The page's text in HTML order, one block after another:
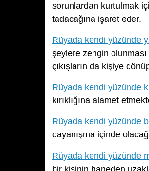
sorunlardan kurtulmak
tadacağına işaret eder.
Rüyada kendi yüzünde
şeylere zengin
çıkışların da kişiye
Rüyada kendi yüzünde
kırıklığına alamet
Rüyada kendi yüzünde
dayanışma içinde
Rüyada kendi yüzünde
bir kişinin haneden